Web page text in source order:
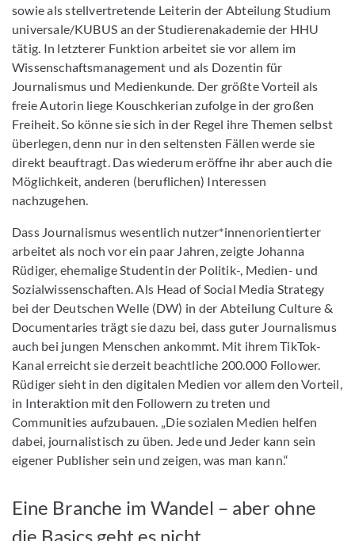
sowie als stellvertretende Leiterin der Abteilung Studium
universale/KUBUS an der Studierenakademie der HHU
tätig. In letzterer Funktion arbeitet sie vor allem im
Wissenschaftsmanagement und als Dozentin für
Journalismus und Medienkunde. Der größte Vorteil als
freie Autorin liege Kouschkerian zufolge in der großen
Freiheit. So könne sie sich in der Regel ihre Themen selbst
überlegen, denn nur in den seltensten Fällen werde sie
direkt beauftragt. Das wiederum eröffne ihr aber auch die
Möglichkeit, anderen (beruflichen) Interessen
nachzugehen.
Dass Journalismus wesentlich nutzer*innenorientierter
arbeitet als noch vor ein paar Jahren, zeigte Johanna
Rüdiger, ehemalige Studentin der Politik-, Medien- und
Sozialwissenschaften. Als Head of Social Media Strategy
bei der Deutschen Welle (DW) in der Abteilung Culture &
Documentaries trägt sie dazu bei, dass guter Journalismus
auch bei jungen Menschen ankommt. Mit ihrem TikTok-
Kanal erreicht sie derzeit beachtliche 200.000 Follower.
Rüdiger sieht in den digitalen Medien vor allem den Vorteil,
in Interaktion mit den Followern zu treten und
Communities aufzubauen. „Die sozialen Medien helfen
dabei, journalistisch zu üben. Jede und Jeder kann sein
eigener Publisher sein und zeigen, was man kann.“
Eine Branche im Wandel – aber ohne
die Basics geht es nicht